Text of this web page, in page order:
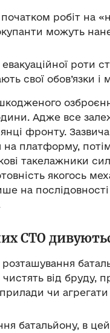
робіт на
можуть
роти
свої обов’язки
Адже все
фронту.
на платформу,
такелажники
якогось
на
СТО
чистять від бруду,
чи
батальйону, в